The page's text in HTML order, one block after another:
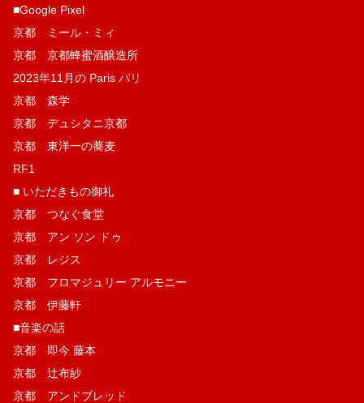
■Google Pixel
京都 ミール・ミィ
京都 京都蜂蜜酒醸造所
2023年11月の Paris パリ
京都 森学
京都 デュシタニ京都
京都 東洋一の蕎麦
RF1
■ いただきもの御礼
京都 つなぐ食堂
京都 アン ソン ドゥ
京都 レジス
京都 フロマジュリー アルモニー
京都 伊藤軒
■音楽の話
京都 即今 藤本
京都 辻布紗
京都 アンドブレッド